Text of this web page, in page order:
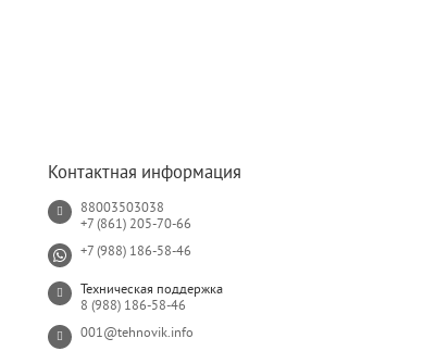
Контактная информация
88003503038
+7 (861) 205-70-66
+7 (988) 186-58-46
Техническая поддержка
8 (988) 186-58-46
001@tehnovik.info